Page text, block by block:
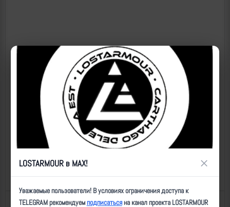
Назад к списку
LOSTARMOUR в MAX! ×
Уважаемые пользователи! В условиях ограничения доступа к
TELEGRAM рекомендуемподписатьсяна канал проекта LOSTARMOUR